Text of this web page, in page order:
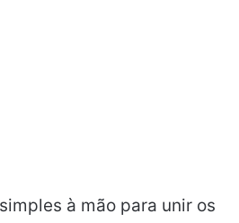
à mão para unir os